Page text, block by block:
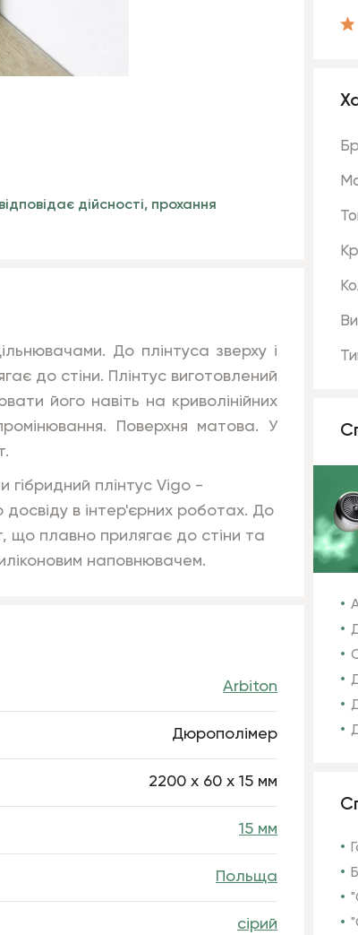
дійсності, прохання
До плінтуса зверху і
до стіни. Плінтус виготовлений
його навіть на криволінійних
Поверхня матова. У
гібридний плінтус Vigo -
в інтер'єрних роботах. До
що плавно прилягає до стіни та
наповнювачем.
Arbiton
Дюрополімер
2200 х 60 х 15 мм
15 мм
Польща
сірий